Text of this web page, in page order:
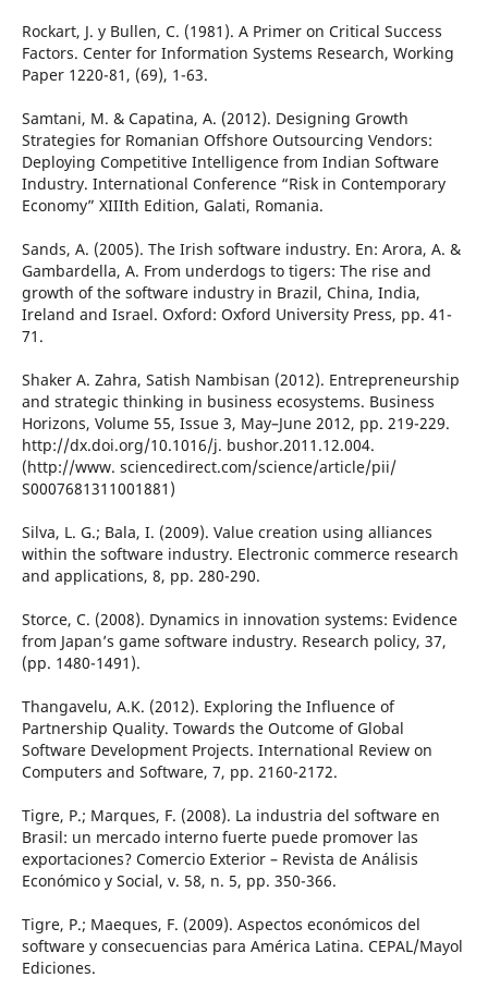
Rockart, J. y Bullen, C. (1981). A Primer on Critical Success
Factors. Center for Information Systems Research, Working
Paper 1220-81, (69), 1-63.
Samtani, M. & Capatina, A. (2012). Designing Growth
Strategies for Romanian Offshore Outsourcing Vendors:
Deploying Competitive Intelligence from Indian Software
Industry. International Conference “Risk in Contemporary
Economy” XIIIth Edition, Galati, Romania.
Sands, A. (2005). The Irish software industry. En: Arora, A. &
Gambardella, A. From underdogs to tigers: The rise and
growth of the software industry in Brazil, China, India,
Ireland and Israel. Oxford: Oxford University Press, pp. 41-
71.
Shaker A. Zahra, Satish Nambisan (2012). Entrepreneurship
and strategic thinking in business ecosystems. Business
Horizons, Volume 55, Issue 3, May–June 2012, pp. 219-229.
http://dx.doi.org/10.1016/j. bushor.2011.12.004.
(http://www. sciencedirect.com/science/article/pii/
S0007681311001881)
Silva, L. G.; Bala, I. (2009). Value creation using alliances
within the software industry. Electronic commerce research
and applications, 8, pp. 280-290.
Storce, C. (2008). Dynamics in innovation systems: Evidence
from Japan’s game software industry. Research policy, 37,
(pp. 1480-1491).
Thangavelu, A.K. (2012). Exploring the Influence of
Partnership Quality. Towards the Outcome of Global
Software Development Projects. International Review on
Computers and Software, 7, pp. 2160-2172.
Tigre, P.; Marques, F. (2008). La industria del software en
Brasil: un mercado interno fuerte puede promover las
exportaciones? Comercio Exterior – Revista de Análisis
Económico y Social, v. 58, n. 5, pp. 350-366.
Tigre, P.; Maeques, F. (2009). Aspectos económicos del
software y consecuencias para América Latina. CEPAL/Mayol
Ediciones.